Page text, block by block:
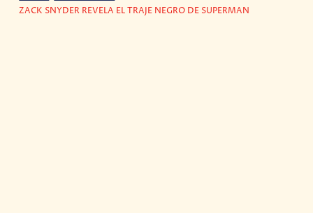
ZACK SNYDER REVELA EL TRAJE NEGRO DE SUPERMAN